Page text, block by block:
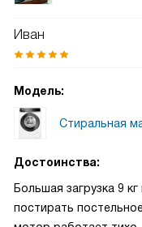
Иван
Модель:
Стиральная
Достоинства:
Большая загрузка 9
постирать